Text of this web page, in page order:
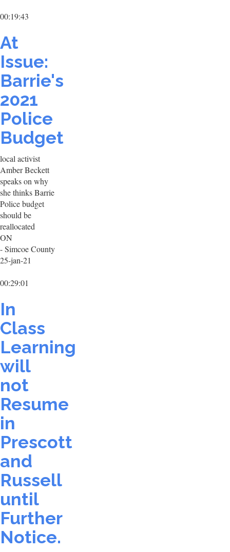
00:19:43
At
Issue:
Barrie's
2021
Police
Budget
local activist
Amber Beckett
speaks on why
she thinks Barrie
Police budget
should be
reallocated
ON
- Simcoe County
25-jan-21
00:29:01
In
Class
Learning
will
not
Resume
in
Prescott
and
Russell
until
Further
Notice.